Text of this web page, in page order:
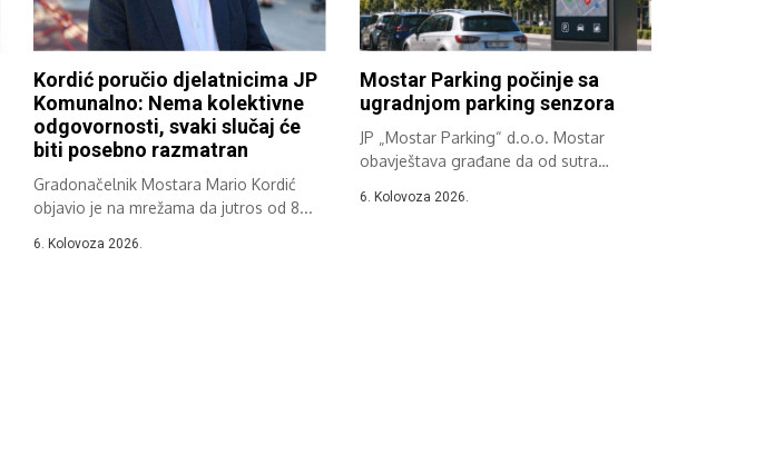
Kordić poručio djelatnicima JP
Komunalno: Nema kolektivne
odgovornosti, svaki slučaj će
biti posebno razmatran
Gradonačelnik Mostara Mario Kordić
objavio je na mrežama da jutros od 8...
6. Kolovoza 2026.
Mostar Parking počinje sa
ugradnjom parking senzora
JP „Mostar Parking“ d.o.o. Mostar
obavještava građane da od sutra
6. Kolovoza 2026.